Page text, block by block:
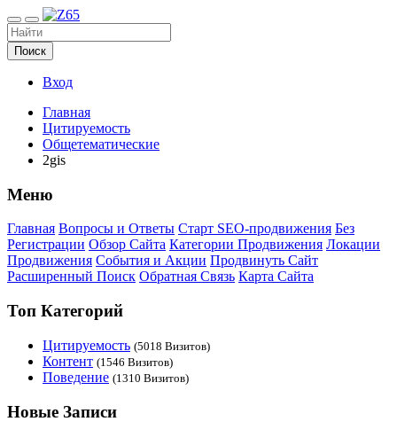
Поиск
Вход
Главная
Цитируемость
Общетематические
2gis
Меню
Главная Вопросы и Ответы Старт SEO-продвижения Без
Регистрации Обзор Сайта Категории Продвижения Локации
Продвижения События и Акции Продвинуть Сайт
Расширенный Поиск Обратная Связь Карта Сайта
Топ Категорий
Цитируемость (5018 Визитов)
Контент (1546 Визитов)
Поведение (1310 Визитов)
Новые Записи